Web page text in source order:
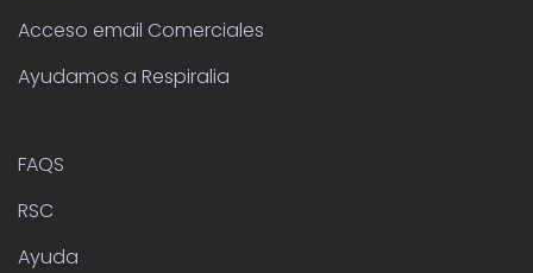
Acceso email Comerciales
Ayudamos a Respiralia
FAQS
RSC
Ayuda